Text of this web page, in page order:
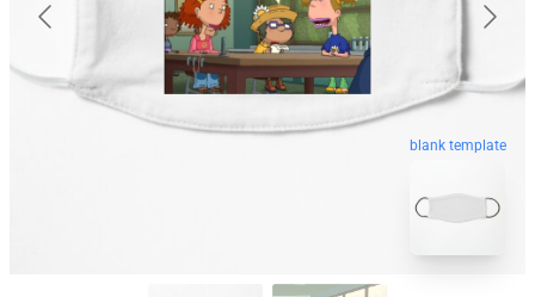
blank template